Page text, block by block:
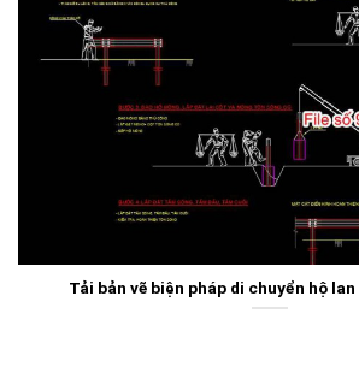
Tải bản vẽ biện pháp di chuyển hộ